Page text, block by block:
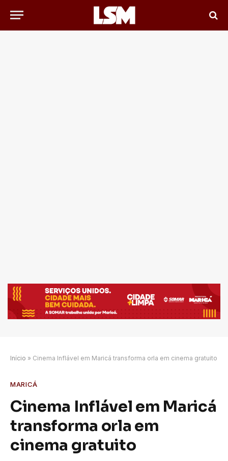
Início » Cinema Inflável em Maricá transforma orla em cinema gratuito
MARICÁ
Cinema Inflável em Maricá
transforma orla em
cinema gratuito